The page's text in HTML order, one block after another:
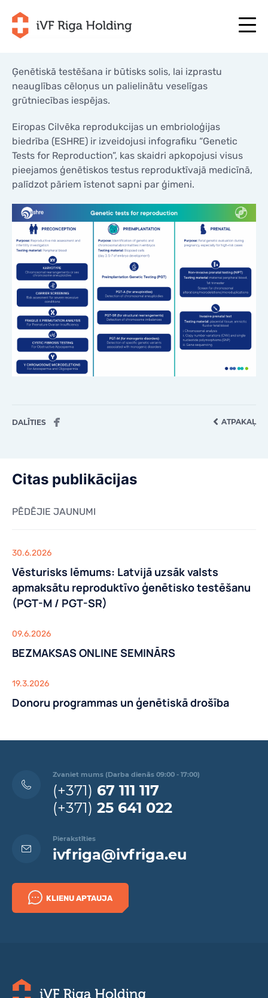
LV
PAR MUMS
ĀRSTĒŠANA
JŪSU PROGRAMMA
SĀC TAGAD
NODERĪGI
CENAS
KONTAKTI
EN
RU
SE
NO
+371 25 641 022
PAR MUMS
ĀRSTĒŠANA
SĀC TAGAD
NODERĪGI
CENAS
KONTAKTI
Ģenētiskā testēšana ir būtisks solis, lai izprastu
neauglības cēloņus un palielinātu veselīgas
grūtniecības iespējas.
Eiropas Cilvēka reprodukcijas un embrioloģijas
biedrība (ESHRE) ir izveidojusi infografiku “Genetic
Tests for Reproduction”, kas skaidri apkopojusi visus
pieejamos ģenētiskos testus reproduktīvajā medicīnā,
palīdzot pāriem īstenot sapni par ģimeni.
DALĪTIES ATPAKAĻ
Citas publikācijas
PĒDĒJIE JAUNUMI
30.6.2026
Vēsturisks lēmums: Latvijā uzsāk valsts
apmaksātu reproduktīvo ģenētisko testēšanu
(PGT-M / PGT-SR)
09.6.2026
BEZMAKSAS ONLINE SEMINĀRS
19.3.2026
Donoru programmas un ģenētiskā drošība
Zvaniet mums (Darba dienās 09:00 - 17:00)
(+371) 67 111 117
(+371) 25 641 022
Pierakstīties
ivfriga@ivfriga.eu
KLIENU APTAUJA